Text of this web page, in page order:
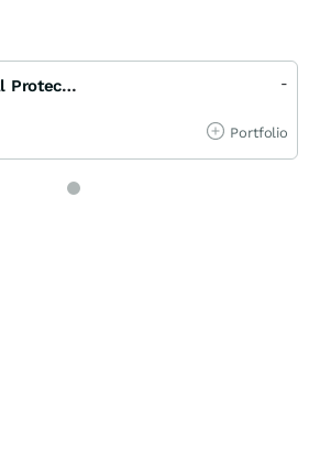
DWS Funds Global Protect 90 -
Portfolio